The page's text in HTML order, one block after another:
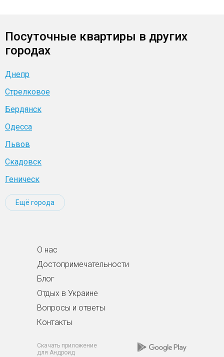
Посуточные квартиры в других
городах
Днепр
Стрелковое
Бердянск
Одесса
Львов
Скадовск
Геническ
Ещё города
О нас
Достопримечательности
Блог
Отдых в Украине
Вопросы и ответы
Контакты
Скачать приложение
для Андроид